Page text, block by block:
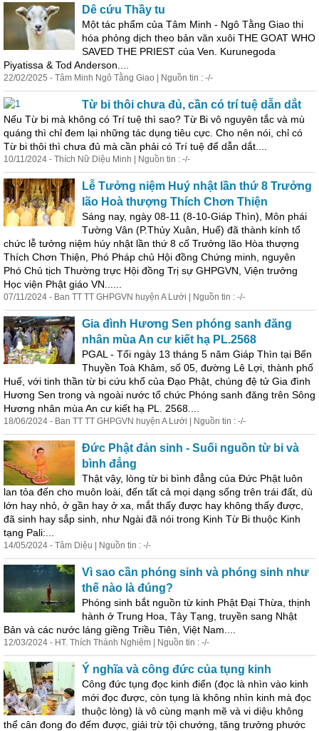
Dê cứu Thầy tu
Một tác phẩm của Tâm Minh - Ngô Tằng Giao thi
hóa phỏng dịch theo bản văn xuôi THE GOAT WHO
SAVED THE PRIEST của Ven. Kurunegoda
Piyatissa & Tod Anderson....
22/02/2025 - Tâm Minh Ngô Tằng Giao | Nguồn tin : -/-
Từ bi thôi chưa đủ, cần có trí tuệ dẫn dắt
Nếu Từ bi mà không có Trí tuệ thì sao? Từ Bi vô nguyên tắc và mù
quáng thì chỉ đem lại những tác dụng tiêu cực. Cho nên nói, chỉ có
Từ bi thôi thì chưa đủ mà cần phải có Trí tuệ để dẫn dắt....
10/11/2024 - Thích Nữ Diệu Minh | Nguồn tin : -/-
Lễ Tưởng niệm Huý nhật lần thứ 8 Trưởng
lão Hoà thượng Thích Chơn Thiện
Sáng nay, ngày 08-11 (8-10-Giáp Thìn), Môn phái
Tường Vân (P.Thủy Xuân, Huế) đã thành kính tổ
chức lễ tưởng niệm húy nhật lần thứ 8 cố Trưởng lão Hòa thượng
Thích Chơn Thiện, Phó Pháp chủ Hội đồng Chứng minh, nguyên
Phó Chủ tịch Thường trực Hội đồng Trị sự GHPGVN, Viện trưởng
Học viện Phật giáo VN......
07/11/2024 - Ban TT TT GHPGVN huyện A Lưới | Nguồn tin : -/-
Gia đình Hương Sen phóng sanh đăng
nhân mùa An cư kiết hạ PL.2568
PGAL - Tối ngày 13 tháng 5 năm Giáp Thìn tại Bến
Thuyền Toà Khâm, số 05, đường Lê Lợi, thành phố
Huế, với tinh thần từ bi cứu khổ của Đạo Phật, chúng đệ tử Gia đình
Hương Sen trong và ngoài nước tổ chức Phóng sanh đăng trên Sông
Hương nhân mùa An cư kiết hạ PL. 2568....
18/06/2024 - Ban TT TT GHPGVN huyện A Lưới | Nguồn tin : -/-
Đức Phật đản sinh - Suối nguồn từ bi và
bình đẳng
Thật vậy, lòng từ bi bình đẳng của Đức Phật luôn
lan tỏa đến cho muôn loài, đến tất cả mọi dạng sống trên trái đất, dù
lớn hay nhỏ, ở gần hay ở xa, mắt thấy được hay không thấy được,
đã sinh hay sắp sinh , như Ngài đã nói trong Kinh Từ Bi thuộc Kinh
tạng Pali:...
14/05/2024 - Tâm Diệu | Nguồn tin : -/-
Vì sao cần phóng sinh và phóng sinh như
thế nào là đúng?
Phóng sinh bắt nguồn từ kinh Phật Đại Thừa, thịnh
hành ở Trung Hoa, Tây Tạng, truyền sang Nhật
Bản và các nước láng giềng Triều Tiên, Việt Nam....
12/03/2024 - HT. Thích Thánh Nghiêm | Nguồn tin : -/-
Ý nghĩa và công đức của tụng kinh
Công đức tụng đọc kinh điển (đọc là nhìn vào kinh
mới đọc được, còn tụng là không nhìn kinh mà đọc
thuộc lòng) là vô cùng mạnh mẽ và vi diệu không
thể cân đong đo đếm được, giải trừ tội chướng, tăng trưởng phước